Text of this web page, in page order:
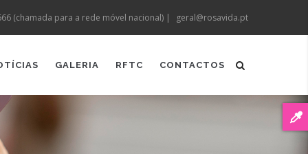
(chamada para a rede móvel nacional) | geral@rosavida.pt
GALERIA RFTC CONTACTOS